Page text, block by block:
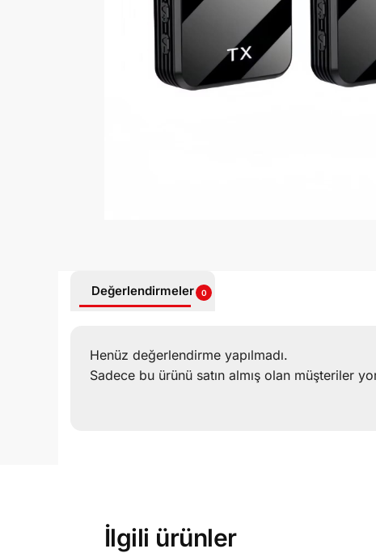
Değerlendirmeler 0
Henüz değerlendirme yapılmadı.
Sadece bu ürünü satın almış olan müşteriler
İlgili ürünler